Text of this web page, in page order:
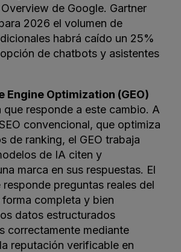
de Google. Gartner
2026 el volumen de
habrá caído un 25%
de chatbots y asistentes
Engine Optimization (GEO)
que responde a este cambio. A
convencional, que optimiza
de ranking, el GEO trabaja
de IA citen y
marca en sus respuestas. El
preguntas reales del
completa y bien
datos estructurados
correctamente mediante
reputación verificable en